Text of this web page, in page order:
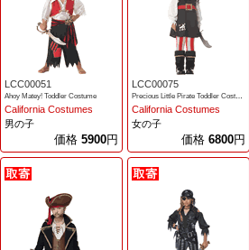
LCC00051
Ahoy Matey! Toddler Costume
California Costumes
男の子
価格 5900円
LCC00075
Precious Little Pirate Toddler Costume
California Costumes
女の子
価格 6800円